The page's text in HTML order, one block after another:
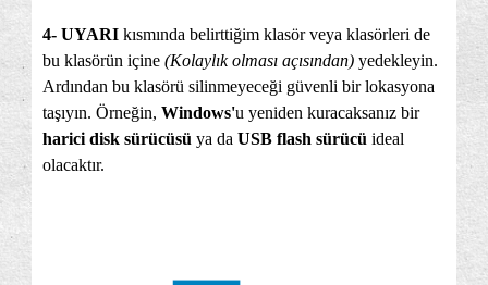
4- UYARI kısmında belirttiğim klasör veya klasörleri de
bu klasörün içine (Kolaylık olması açısından) yedekleyin.
Ardından bu klasörü silinmeyeceği güvenli bir lokasyona
taşıyın. Örneğin, Windows'u yeniden kuracaksanız bir
harici disk sürücüsü ya da USB flash sürücü ideal
olacaktır.